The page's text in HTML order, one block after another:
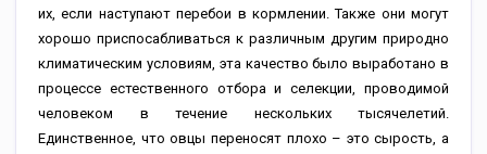
их, если наступают перебои в кормлении. Также они могут
хорошо приспосабливаться к различным другим природно
климатическим условиям, эта качество было выработано в
процессе естественного отбора и селекции, проводимой
человеком в течение нескольких тысячелетий.
Единственное, что овцы переносят плохо – это сырость, а